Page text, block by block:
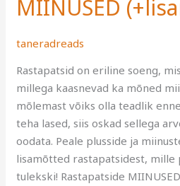
MIINUSED
taneradreads
Rastapatsid on eriline soeng,
millega kaasnevad ka mõned
mõlemast võiks olla teadlik
teha lased, siis oskad sellega
oodata. Peale plusside ja
lisamõtted rastapatsidest, mille
tulekski! Rastapatside MIINUSED
ja
(+lisamõtted)